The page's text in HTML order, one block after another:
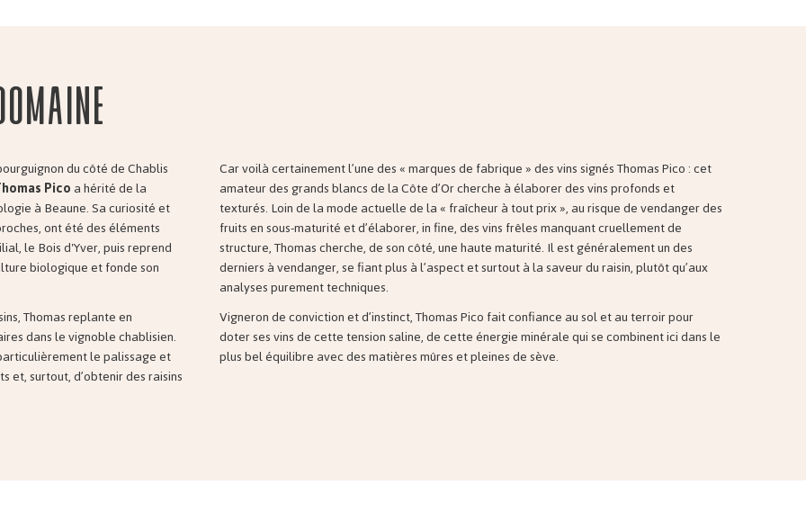
du côté de Chablis
Picoa hérité de la
à Beaune. Sa curiosité et
ont été des éléments
le Bois d'Yver, puis reprend
biologique et fonde son
Thomasreplante en
dans le vignoble chablisien.
le palissage et
surtout, d’obtenir des raisins
Car voilà certainement l’une des « marques de fabrique » des vins signés Thomas Pico : cet
amateur des grands blancs de la Côte d’Or cherche à élaborer des vins profonds et
texturés. Loin de la mode actuelle de la « fraîcheur à tout prix », au risque de vendanger des
fruits en sous-maturité et d’élaborer, in fine, des vins frêles manquant cruellement de
structure, Thomas cherche, de son côté, une haute maturité. Il est généralement un des
derniers à vendanger, se fiant plus à l’aspect et surtout à la saveur du raisin, plutôt qu’aux
analyses purement techniques.
Vigneron de conviction et d’instinct, Thomas Pico fait confiance au sol et au terroir pour
doter ses vins de cette tension saline, de cette énergie minérale qui se combinent ici dans le
plus bel équilibre avec des matières mûres et pleines de sève.